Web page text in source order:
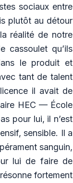
sociaux entre
plutôt au détour
réalité de notre
cassoulet qu’ils
le produit et
tant de talent
il avait de
HEC — École
pour lui, il n’est
sensible. Il a
sanguin,
lui de faire de
fortement